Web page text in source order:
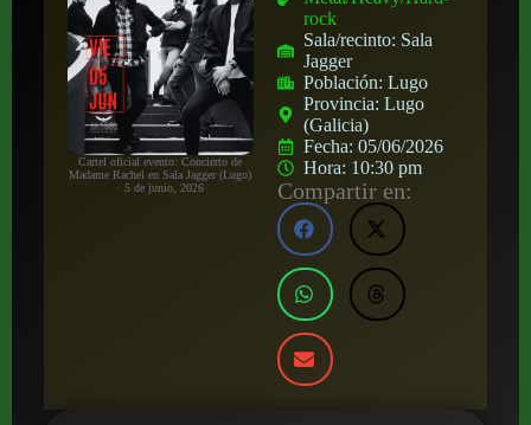
Cartel oficial evento: Concierto de
Madame Rachel en Sala Jagger (Lugo)
· 5 de junio, 2026
rock
Sala/recinto: Sala
Jagger
Población:Lugo
Provincia:Lugo
(Galicia)
Fecha:05/06/2026
Hora: 10:30 pm
Compartir en: